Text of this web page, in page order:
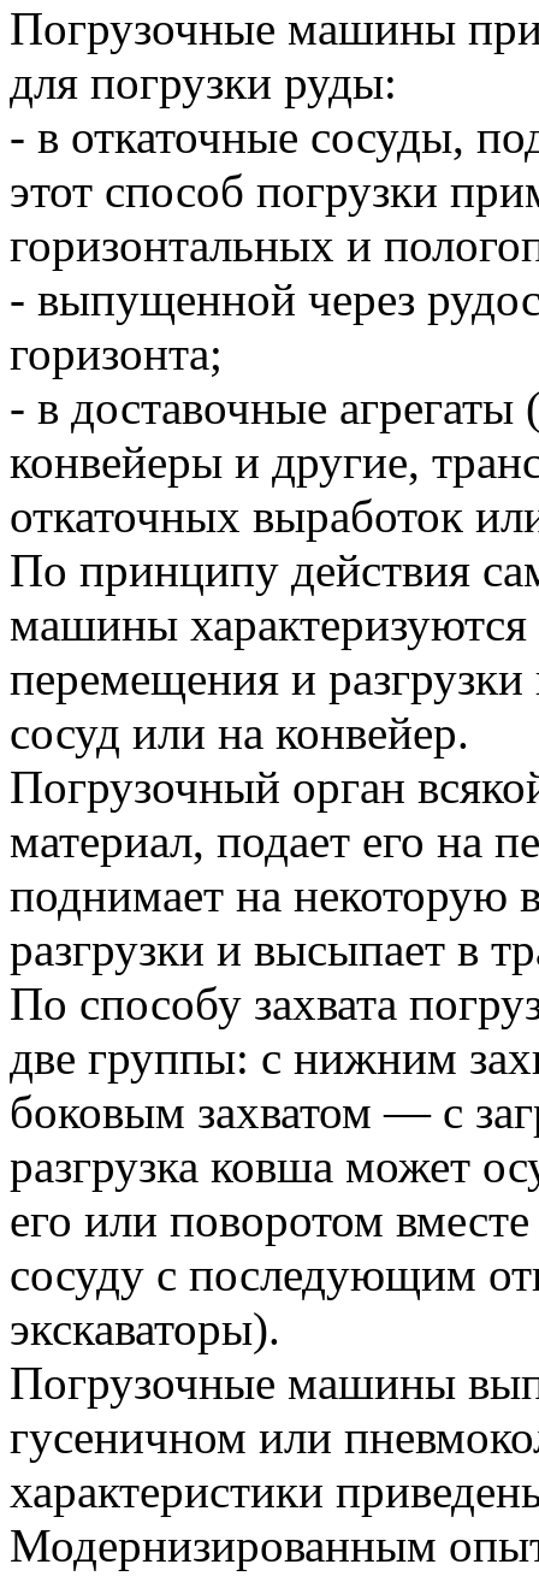
Погрузочные машины
для погрузки руды:
- в откаточные сосуды,
этот способ погрузки
горизонтальных и
- выпущенной через
горизонта;
- в доставочные
конвейеры и другие,
откаточных выработок
По принципу действия
машины характеризуются
перемещения и
сосуд или на конвейер.
Погрузочный орган
материал, подает его на
поднимает на некоторую
разгрузки и высыпает в
По способу захвата
две группы: с нижним
боковым захватом — с
разгрузка ковша может
его или поворотом
сосуду с последующим
экскаваторы).
Погрузочные машины
гусеничном или
характеристики
Модернизированным